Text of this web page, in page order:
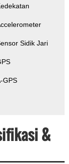
Sidik Jari
GPS
&